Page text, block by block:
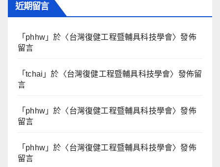
近期留言
「 phhw 」於〈台灣復健工程暨輔具科技學會〉發佈
留言
「tchai 」於〈台灣復健工程暨輔具科技學會〉發佈留
言
「 phhw 」於〈台灣復健工程暨輔具科技學會〉發佈
留言
「 phhw 」於〈台灣復健工程暨輔具科技學會〉發佈
留言